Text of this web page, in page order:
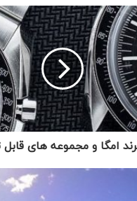
امگا و مجموعه های